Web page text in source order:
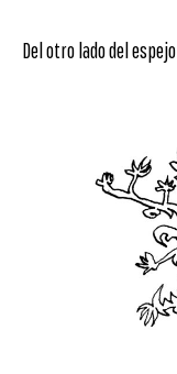
Del otro lado del espejo